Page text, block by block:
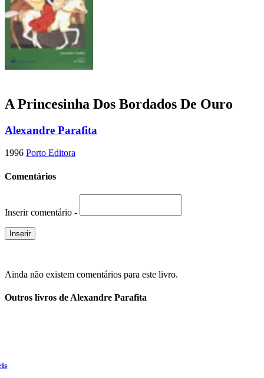
A Princesinha Dos Bordados De Ouro
Alexandre Parafita
1996 Porto Editora
Comentários
Inserir comentário -
Ainda não existem comentários para este livro.
Outros livros de Alexandre Parafita